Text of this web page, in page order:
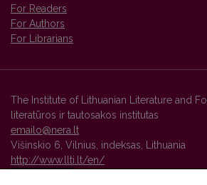
For Readers
For Authors
For Librarians
The Institute of Lithuanian Literature and
literatūros ir tautosakos institutas
emailo@nera.lt
Višinskio 6, Vilnius, indeksas, Lithuania
http://www.llti.lt/en/